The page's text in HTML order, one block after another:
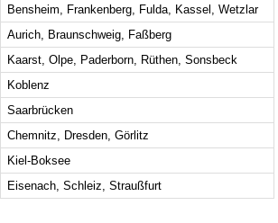
Bensheim, Frankenberg, Fulda, Kassel, Wetzlar
Aurich, Braunschweig, Faßberg
Kaarst, Olpe, Paderborn, Rüthen, Sonsbeck
Koblenz
Saarbrücken
Chemnitz, Dresden, Görlitz
Kiel-Boksee
Eisenach, Schleiz, Straußfurt